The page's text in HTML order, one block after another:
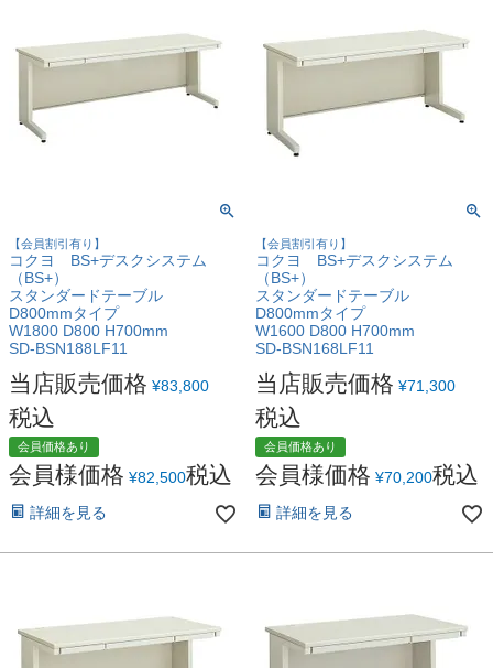
【会員割引有り】
コクヨ BS+デスクシステム
（BS+）
スタンダードテーブル
D800mmタイプ
W1800 D800 H700mm
SD-BSN188LF11
当店販売価格 ¥83,800
税込
会員価格あり
会員様価格 ¥82,500税込
詳細を見る
【会員割引有り】
コクヨ BS+デスクシステム
（BS+）
スタンダードテーブル
D800mmタイプ
W1600 D800 H700mm
SD-BSN168LF11
当店販売価格 ¥71,300
税込
会員価格あり
会員様価格 ¥70,200税込
詳細を見る